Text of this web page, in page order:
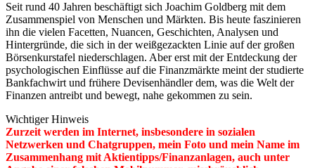
Seit rund 40 Jahren beschäftigt sich Joachim Goldberg mit dem
Zusammenspiel von Menschen und Märkten. Bis heute faszinieren
ihn die vielen Facetten, Nuancen, Geschichten, Analysen und
Hintergründe, die sich in der weißgezackten Linie auf der großen
Börsenkurstafel niederschlagen. Aber erst mit der Entdeckung der
psychologischen Einflüsse auf die Finanzmärkte meint der studierte
Bankfachwirt und frühere Devisenhändler dem, was die Welt der
Finanzen antreibt und bewegt, nahe gekommen zu sein.
Wichtiger Hinweis
Zurzeit werden im Internet, insbesondere in sozialen
Netzwerken und Chatgruppen, mein Foto und mein Name im
Zusammenhang mit Aktientipps/Finanzanlagen, auch unter